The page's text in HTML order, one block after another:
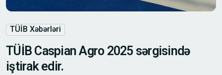
TÜİB Xəbərləri
TÜİB Caspian Agro 2025 sərgisində
iştirak edir.